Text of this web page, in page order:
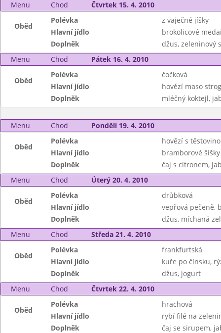
Menu
Chod Čtvrtek 15. 4. 2010
Oběd
Polévka
z vaječné jíšky
Hlavní jídlo
brokolicové
Doplněk
džus, zeleninový
Menu
Chod Pátek 16. 4. 2010
Oběd
Polévka
čočková
Hlavní jídlo
hovězí maso
Doplněk
mléčný koktejl,
Menu Chod Pondělí 19. 4. 2010
Oběd
Polévka
hovězí s
Hlavní jídlo
bramborové
Doplněk
čaj s citronem,
Menu
Chod Úterý 20. 4. 2010
Oběd
Polévka
drůbková
Hlavní jídlo
vepřová pečeně,
Doplněk
džus, míchaná
Menu
Chod Středa 21. 4. 2010
Oběd
Polévka
frankfurtská
Hlavní jídlo
kuře po čínsku,
Doplněk
džus, jogurt
Menu
Chod Čtvrtek 22. 4. 2010
Oběd
Polévka
hrachová
Hlavní jídlo
rybí filé na
Doplněk
čaj se sirupem,